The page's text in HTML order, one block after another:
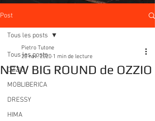
Post
Tous les posts
OZZIO
MOBLIBERICA
DRESSY
HIMA
Tous les posts
NEW BIG ROUND de OZZIO
Pietro Tutone
20 nov. 2020 1 min de lecture